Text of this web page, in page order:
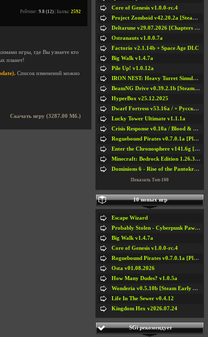
Рейтинг: 9.8 (12) | Баллы: 2592
игры, где Вы узнаете кто
планет!
Список изменений можно
Скачать игру (3287.00 Мб.)
Core of Genesis v1.0.0-rc.4
Project Zomboid v42.20.2a [Steam Early Access]
Deltarune v29.07.2026 [Chapters 1-5] / + RUS [Chapters 1-5]
Ostranauts v1.0.0.7a
Factorio v2.1.14b + Space Age DLC
Big Walk v1.4.7a
Pile Up! v1.0.12a
IRON NEST: Heavy Turret Simulator v1.0a
BeamNG Drive v0.39.2.1b [Steam Early Access]
HyperBox v25.12.2025
Dwarf Fortress v53.16a / + Русская Версия v50.12a
Lucky Tower Ultimate v1.1.1a
Crisis Response v0.10a / Blood & Bullet
Roguebound Pirates v0.7.0.1a [Playtest]
Enter the Chronosphere v141.6g [Steam Early Access]
Minecraft: Bedrock Edition 1.26.33.1a / + TLauncher v2.89
Dominions 6 - Rise of the Pantokrator v6.35a
Показать Топ-100
10 новых игр
Escape Wizard
Probably Stolen - Cyberpunk Pawnshop Simulator v048c [Playtest]
Big Walk v1.4.7a
Core of Genesis v1.0.0-rc.4
Roguebound Pirates v0.7.0.1a [Playtest]
Osta v01.08.2026
How Many Dudes? v1.0.5a
Wonderia v0.5.10b [Steam Early Access]
Life In The Sewer v0.4.12
Kingdom Hex v2026.07.24
SGi рекомендует